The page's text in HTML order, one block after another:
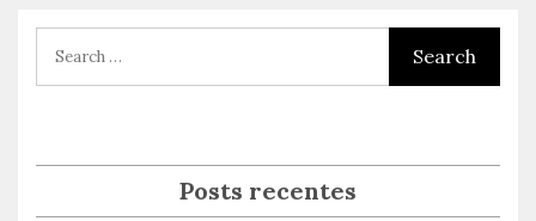
Post
Posts recentes